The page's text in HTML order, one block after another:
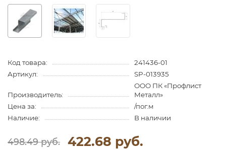
Код товара:
241436-01
Артикул:
SP-013935
Производитель:
ООО ПК «Профлист
Металл»
Цена за:
/пог.м
Наличие:
В наличии
498.49 руб. 422.68 руб.